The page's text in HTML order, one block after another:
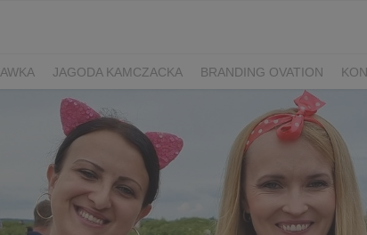
JAGODA KAMCZACKA BRANDING OVATION
DZIEŃ SPORTU MINIKIWI DEREŃ
BERRY FEST PRZETWORY PRZEPISY PIWO
ŚWIATA DZIEŃ POLSKIEJ BORÓWKI WYBORY 2025
BORÓWKAMI 2018 ENGLISH